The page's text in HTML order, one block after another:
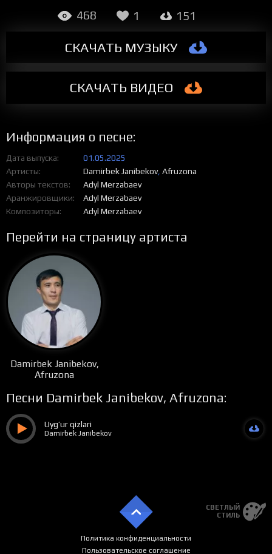
СКАЧАТЬ МУЗЫКУ
СКАЧАТЬ ВИДЕО
468 1 151
Информация о песне:
Дата выпуска
01.05.2025
Артисты
Damirbek Janibekov, Afruzona
Авторы текстов
Adyl Merzabaev
Аранжировщики
Adyl Merzabaev
Композиторы
Adyl Merzabaev
Перейти на страницу артиста
Damirbek Janibekov,
Afruzona
Песни Damirbek Janibekov, Afruzona:
Uyg’ur qizlari
Damirbek Janibekov
СВЕТЛЫЙ
СТИЛЬ
Политика конфиденциальности
Пользовательское соглашение